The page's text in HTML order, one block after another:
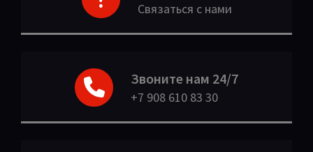
Связаться с нами
Звоните нам 24/7
+7 908 610 83 30